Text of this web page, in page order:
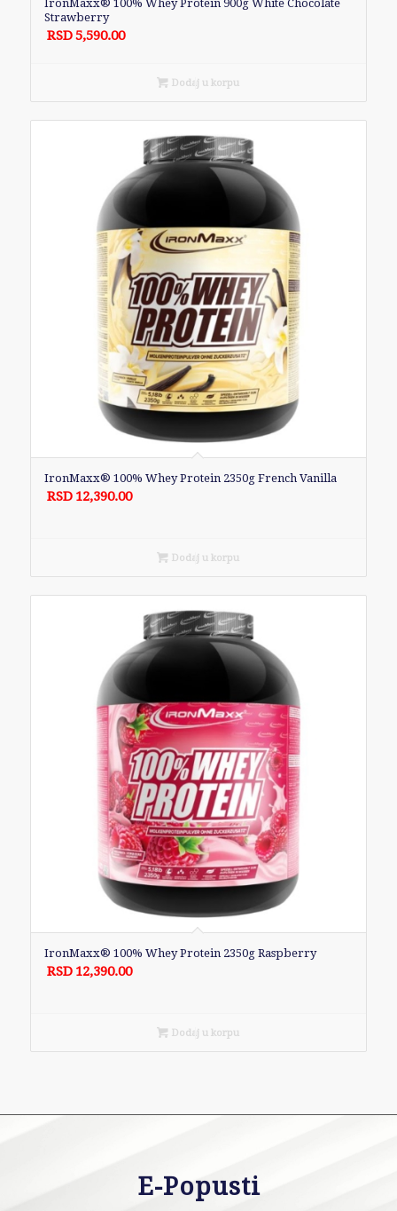
IronMaxx® 100% Whey Protein 900g White Chocolate
Strawberry
RSD5,590.00
Dodaj u korpu
IronMaxx® 100% Whey Protein 2350g French Vanilla
RSD 12,390.00
Dodaj u korpu
IronMaxx® 100% Whey Protein 2350g Raspberry
RSD 12,390.00
Dodaj u korpu
E-Popusti